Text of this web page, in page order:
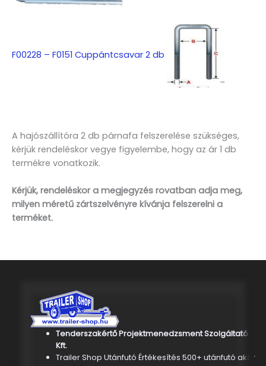
F00228 – F0151 Cuppántcsavar 2 db
A hajószállítóra 2 db párnafa felszerelése szükséges,
kérjük rendeléskor vegye figyelembe, hogy az ár 1 db
termékre vonatkozik.
Kérjük, rendeléskor a megjegyzés rovatban adja meg,
milyen méretű zártszelvényre kívánja felszerelni a
terméket.
Tenderszakértő Projektmenedzsment Szolgáltató
Kft.
Trailer Shop Utánfutó Értékesítés 500+ utánfutó akár